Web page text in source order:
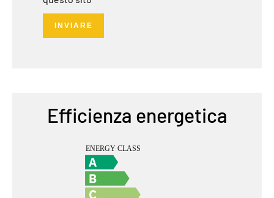
INVIARE
Efficienza energetica